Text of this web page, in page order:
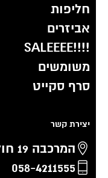
חליפות
אביזרים
!!!!SALEEEE
משומשים
סרף סקייט
יצירת קשר
המרכבה 19 חולון
058-4211555